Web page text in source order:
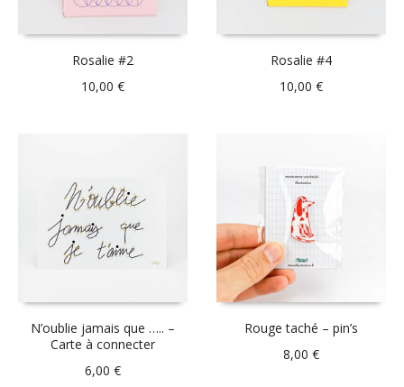
Rosalie #2
10,00 €
Rosalie #4
10,00€
N’oublie jamais que ….. –
Carte à connecter
6,00 €
Rouge taché – pin’s
8,00€